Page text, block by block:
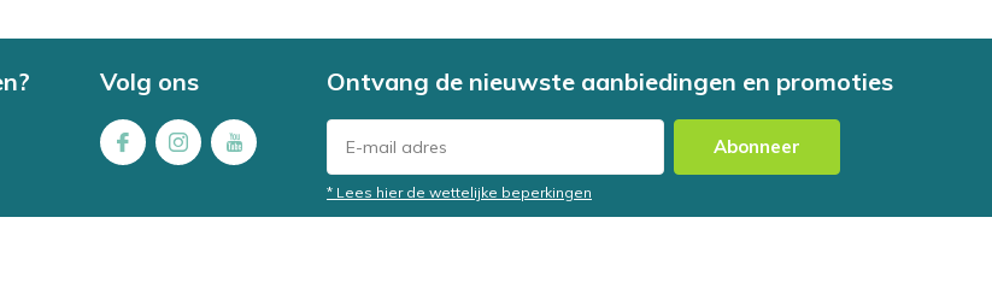
Volg ons Ontvang de nieuwste aanbiedingen en promoties
Abonneer
* Lees hier de wettelijke beperkingen